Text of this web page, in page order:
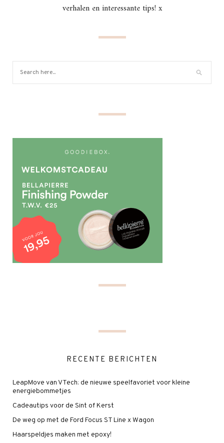
verhalen en interessante tips! x
RECENTE BERICHTEN
LeapMove van VTech: de nieuwe speelfavoriet voor kleine
energiebommetjes
Cadeautips voor de Sint of Kerst
De weg op met de Ford Focus ST Line x Wagon
Haarspeldjes maken met epoxy!